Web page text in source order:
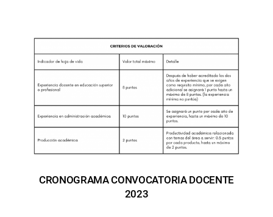
CRONOGRAMA CONVOCATORIA DOCENTE
2023